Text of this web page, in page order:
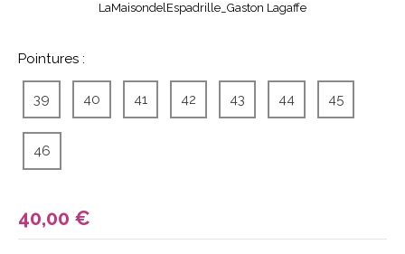
LaMaisondelEspadrille_Gaston Lagaffe
Pointures :
39 40 41 42 43 44 45
46
40,00 €